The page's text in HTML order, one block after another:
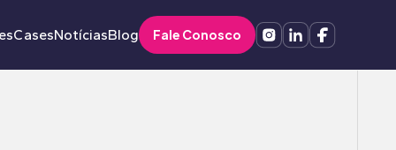
CasesNotíciasBlog Fale Conosco